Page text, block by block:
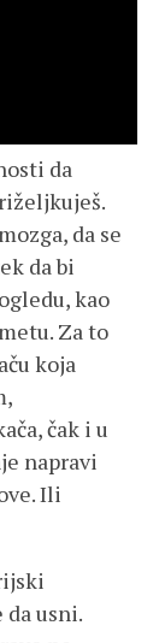
da
da se
da bi
kao
Za to
koja
čak i u
napravi
Ili
usni.